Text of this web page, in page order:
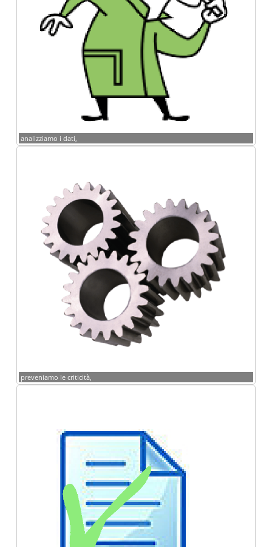
analizziamo i dati,
preveniamo le criticità,